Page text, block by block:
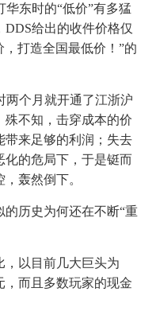
东时的“低价”有多猛
给出的收件价格仅
打造全国最低价！”的
两个月就开通了江浙沪
殊不知，击穿成本的价
带来足够的利润；失去
化的危局下，于是铤而
轰然倒下。
历史为何还在不断“重
，以目前几大巨头为
，而且多数玩家的现金